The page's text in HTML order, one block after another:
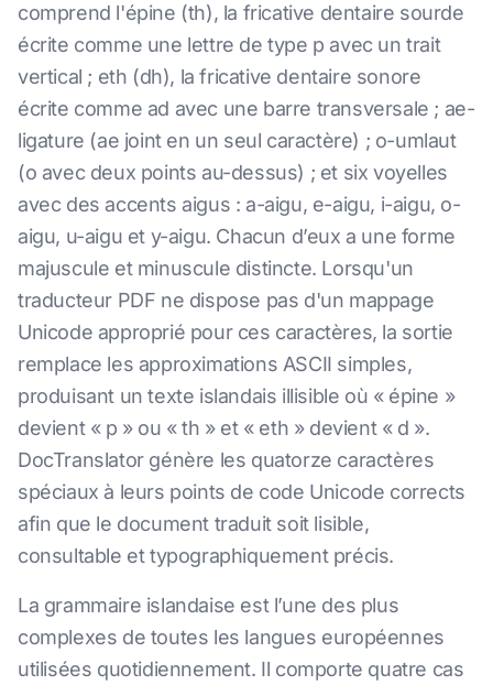
comprend l'épine (th), la fricative dentaire sourde
écrite comme une lettre de type p avec un trait
vertical ; eth (dh), la fricative dentaire sonore
écrite comme ad avec une barre transversale ; ae-
ligature (ae joint en un seul caractère) ; o-umlaut
(o avec deux points au-dessus) ; et six voyelles
avec des accents aigus : a-aigu, e-aigu, i-aigu, o-
aigu, u-aigu et y-aigu. Chacun d’eux a une forme
majuscule et minuscule distincte. Lorsqu'un
traducteur PDF ne dispose pas d'un mappage
Unicode approprié pour ces caractères, la sortie
remplace les approximations ASCII simples,
produisant un texte islandais illisible où « épine »
devient « p » ou « th » et « eth » devient « d ».
DocTranslator génère les quatorze caractères
spéciaux à leurs points de code Unicode corrects
afin que le document traduit soit lisible,
consultable et typographiquement précis.
La grammaire islandaise est l’une des plus
complexes de toutes les langues européennes
utilisées quotidiennement. Il comporte quatre cas